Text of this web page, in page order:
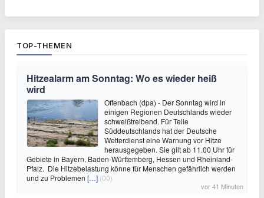
TOP-THEMEN
Hitzealarm am Sonntag: Wo es wieder heiß
wird
Offenbach (dpa) - Der Sonntag wird in
einigen Regionen Deutschlands wieder
schweißtreibend. Für Teile
Süddeutschlands hat der Deutsche
Wetterdienst eine Warnung vor Hitze
herausgegeben. Sie gilt ab 11.00 Uhr für
Gebiete in Bayern, Baden-Württemberg, Hessen und Rheinland-
Pfalz. Die Hitzebelastung könne für Menschen gefährlich werden
und zu Problemen […] (00)
vor 41 Minuten